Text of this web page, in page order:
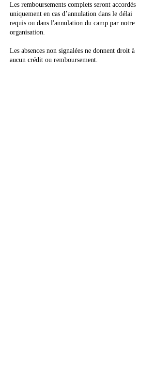
Les remboursements complets seront accordés
uniquement en cas d’annulation dans le délai
requis ou dans l'annulation du camp par notre
organisation.
Les absences non signalées ne donnent droit à
aucun crédit ou remboursement.